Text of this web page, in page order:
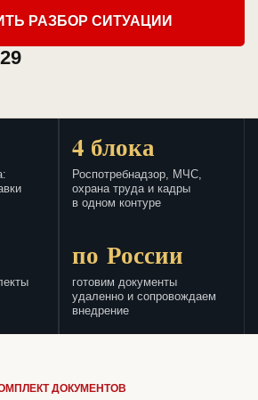
РАЗБОР СИТУАЦИИ
4 блока
Роспотребнадзор, МЧС,
охрана труда и кадры
в одном контуре
по России
готовим документы
удаленно и сопровождаем
внедрение
ДОКУМЕНТОВ